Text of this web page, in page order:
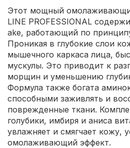
Этот мощный
LINE PROFESSIONAL
ake, работающий по
Проникая в глубокие слои
мышечного каркаса лица,
мускулы. Это приводит к
морщин и уменьшению
Формула также богата
способными заживлять и
поврежденные ткани.
голубики, имбиря и аниса
увлажняет и смягчает кожу,
омолаживающий эффект.